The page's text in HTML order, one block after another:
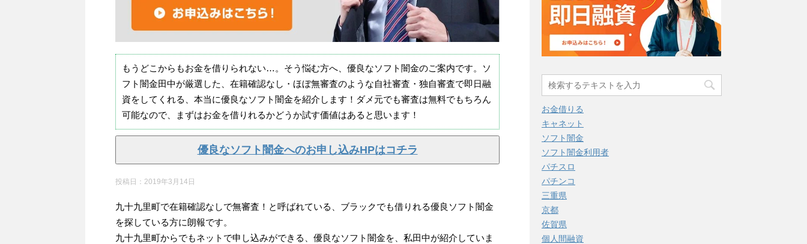
もうどこからもお金を借りられない…。そう悩む方へ、優良なソフト闇金のご案内です。ソ
フト闇金田中が厳選した、在籍確認なし・ほぼ無審査のような自社審査・独自審査で即日融
資をしてくれる、本当に優良なソフト闇金を紹介します！ダメ元でも審査は無料でもちろん
可能なので、まずはお金を借りれるかどうか試す価値はあると思います！
優良なソフト闇金へのお申し込みHPはコチラ
投稿日： 2019年3月14日
九十九里町で在籍確認なしで無審査！と呼ばれている、ブラックでも借りれる優良ソフト闇金
を探している方に朗報です。
九十九里町からでもネットで申し込みができる、優良なソフト闇金を、私田中が紹介していま
お金借りる
キャネット
ソフト闇金
ソフト闇金利用者
パチスロ
パチンコ
三重県
京都
佐賀県
個人間融資